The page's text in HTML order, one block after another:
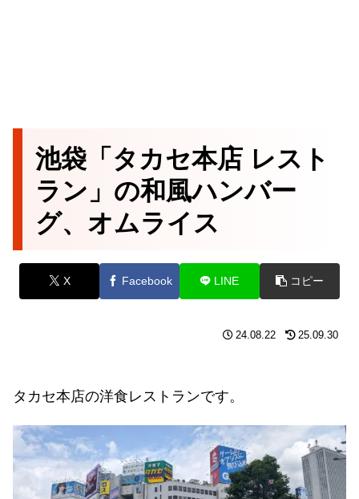
池袋「タカセ本店 レスト
ラン」の和風ハンバー
グ、オムライス
X Facebook LINE コピー
24.08.22 25.09.30
タカセ本店の洋食レストランです。